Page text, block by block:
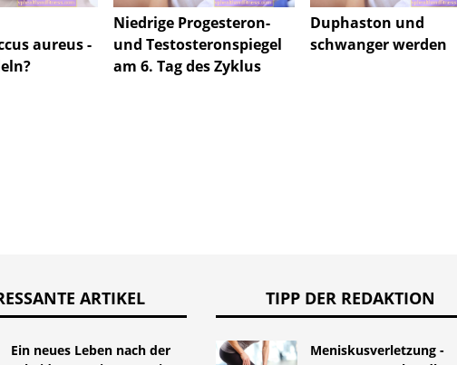
aureus -
Niedrige Progesteron-
und Testosteronspiegel
am 6. Tag des Zyklus
Duphaston und
schwanger werden
ARTIKEL
Ein neues Leben nach der
TIPP DER REDAKTION
Meniskusverletzung -